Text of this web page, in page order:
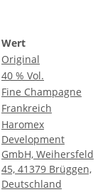
Wert
Original
40 % Vol.
Fine Champagne
Frankreich
Haromex
Development
GmbH, Weihersfeld
45, 41379 Brüggen,
Deutschland